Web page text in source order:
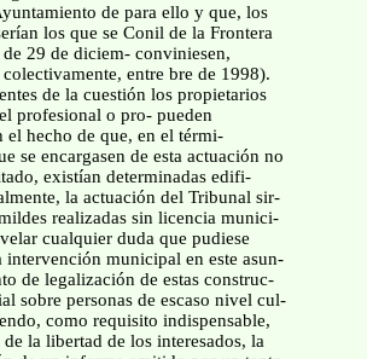
de para ello y que, los
los que se Conil de la Frontera
29 de diciem- conviniesen,
entre bre de 1998).
de la cuestión los propietarios
profesional o pro- pueden
el hecho de que, en el térmi-
se encargasen de esta actuación no
existían determinadas edifi-
la actuación del Tribunal sir-
realizadas sin licencia munici-
cualquier duda que pudiese
intervención municipal en este asun-
de legalización de estas construc-
sobre personas de escaso nivel cul-
como requisito indispensable,
la libertad de los interesados, la